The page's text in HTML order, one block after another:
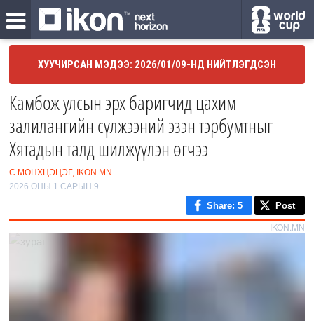
ХУУЧИРСАН МЭДЭЭ: 2026/01/09-НД НИЙТЛЭГДСЭН
Камбож улсын эрх баригчид цахим
залилангийн сүлжээний эзэн тэрбумтныг
Хятадын талд шилжүүлэн өгчээ
С.МӨНХЦЭЦЭГ, IKON.MN
2026 ОНЫ 1 САРЫН 9
Share: 5 Post
IKON.MN